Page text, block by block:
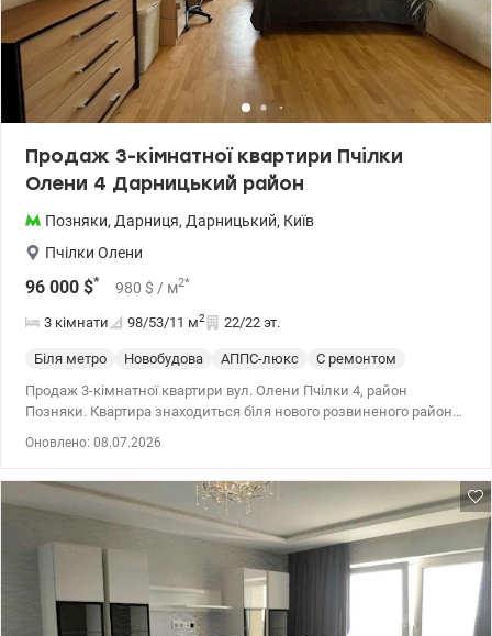
Продаж 3-кімнатної квартири Пчілки
Олени 4 Дарницький район
Позняки, Дарниця, Дарницький, Київ
Пчілки Олени
96 000 $* 980 $ / м2*
3 кімнати 98/53/11 м2 22/22 эт.
Біля метро Новобудова АППС-люкс
С ремонтом
Продаж 3-кімнатної квартири вул. Олени Пчілки 4, район
Позняки. Квартира знаходиться біля нового розвиненого району.
відкривається гарний краєвид. Квартира підходить як для
проживання, так і для прибуткового бізнесу (можна здавати в
оренду кожну кімнату окремо). У парадному два ліфти,
майданчик, паркінг Поруч знаходиться школа, садок, кафе
Чорноморка, магазин Ашан, ТРЦ RIVER Mall. 044 200 10 80
valion.ua/1132269
Оновлено: 08.07.2026